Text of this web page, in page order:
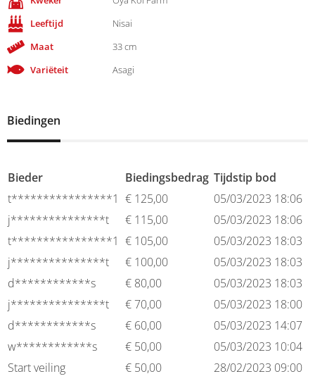
Leeftijd
Nisai
Maat
33 cm
Variëteit
Asagi
Biedingen
Bieder Biedingsbedrag Tijdstip bod
t****************1 € 125,00
05/03/2023 18:06
j***************t
€ 115,00
05/03/2023 18:06
t****************1 € 105,00
05/03/2023 18:03
j***************t
€ 100,00
05/03/2023 18:03
d************s
€ 80,00
05/03/2023 18:03
j***************t
€ 70,00
05/03/2023 18:00
d************s
€ 60,00
05/03/2023 14:07
w************s
€ 50,00
05/03/2023 10:04
Start veiling
€ 50,00 28/02/2023 09:00